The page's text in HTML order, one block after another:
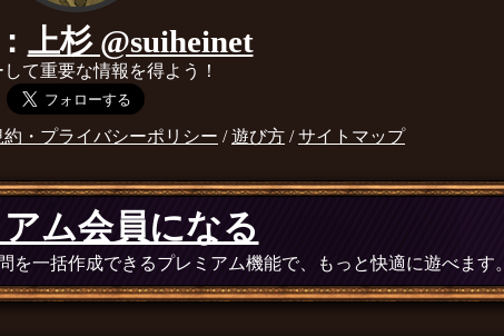
上杉 @suiheinet
て重要な情報を得よう！
約・プライバシーポリシー /遊び方 /サイトマップ
ム会員になる
一括作成できるプレミアム機能で、もっと快適に遊べます。